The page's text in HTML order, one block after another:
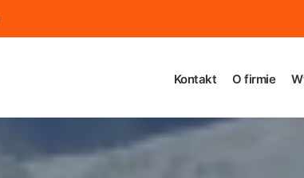
Kontakt O firmie